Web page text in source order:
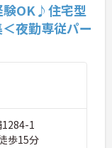
験OK♪住宅型
夜勤専従パー
1284-1
歩15分